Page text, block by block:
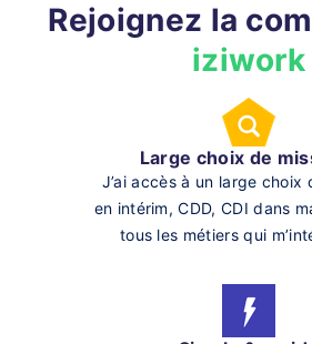
Rejoignez la
iziwork
Large choix de
J’ai accès à un large choix
en intérim, CDD, CDI dans
tous les métiers qui